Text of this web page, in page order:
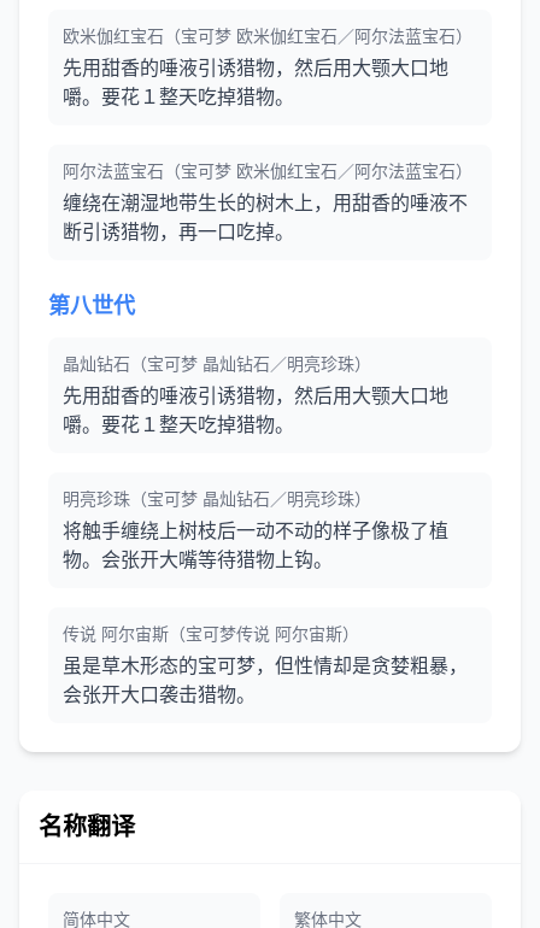
欧米伽红宝石（宝可梦 欧米伽红宝石／阿尔法蓝宝石）
先用甜香的唾液引诱猎物，然后用大颚大口地
嚼。要花１整天吃掉猎物。
阿尔法蓝宝石（宝可梦 欧米伽红宝石／阿尔法蓝宝石）
缠绕在潮湿地带生长的树木上，用甜香的唾液不
断引诱猎物，再一口吃掉。
第八世代
晶灿钻石（宝可梦 晶灿钻石／明亮珍珠）
先用甜香的唾液引诱猎物，然后用大颚大口地
嚼。要花１整天吃掉猎物。
明亮珍珠（宝可梦 晶灿钻石／明亮珍珠）
将触手缠绕上树枝后一动不动的样子像极了植
物。会张开大嘴等待猎物上钩。
传说 阿尔宙斯（宝可梦传说 阿尔宙斯）
虽是草木形态的宝可梦，但性情却是贪婪粗暴，
会张开大口袭击猎物。
名称翻译
简体中文 繁体中文